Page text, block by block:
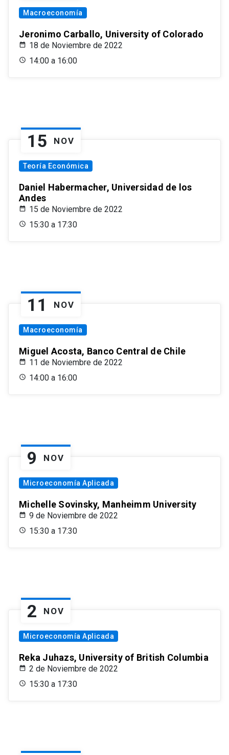
Macroeconomía
Jeronimo Carballo, University of Colorado
18 de Noviembre de 2022
14:00 a 16:00
15 NOV
Teoría Económica
Daniel Habermacher, Universidad de los
Andes
15 de Noviembre de 2022
15:30 a 17:30
11 NOV
Macroeconomía
Miguel Acosta, Banco Central de Chile
11 de Noviembre de 2022
14:00 a 16:00
9 NOV
Microeconomía Aplicada
Michelle Sovinsky, Manheimm University
9 de Noviembre de 2022
15:30 a 17:30
2 NOV
Microeconomía Aplicada
Reka Juhazs, University of British Columbia
2 de Noviembre de 2022
15:30 a 17:30